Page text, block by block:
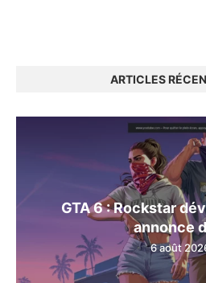
ARTICLES
GTA 6 : Rockstar
annonce
6 août